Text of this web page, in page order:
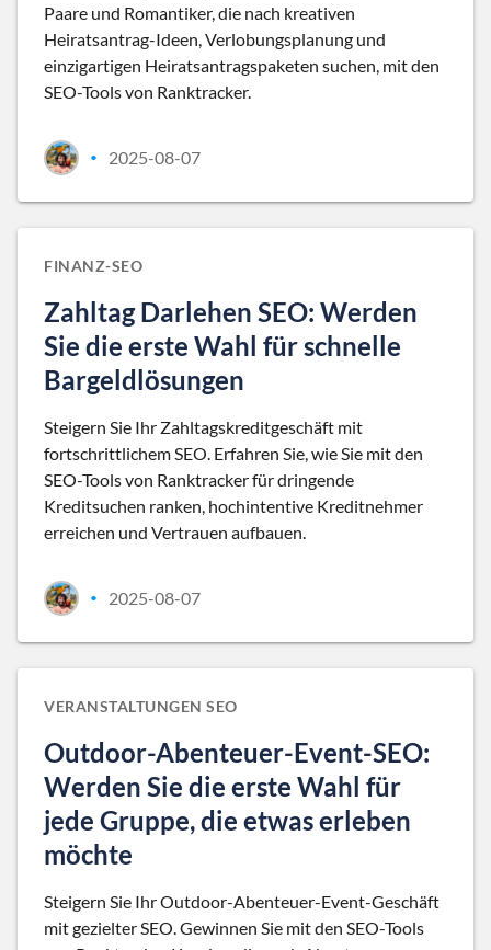
Paare und Romantiker, die nach kreativen
Heiratsantrag-Ideen, Verlobungsplanung und
einzigartigen Heiratsantragspaketen suchen, mit den
SEO-Tools von Ranktracker.
• 2025-08-07
FINANZ-SEO
Zahltag Darlehen SEO: Werden
Sie die erste Wahl für schnelle
Bargeldlösungen
Steigern Sie Ihr Zahltagskreditgeschäft mit
fortschrittlichem SEO. Erfahren Sie, wie Sie mit den
SEO-Tools von Ranktracker für dringende
Kreditsuchen ranken, hochintentive Kreditnehmer
erreichen und Vertrauen aufbauen.
• 2025-08-07
VERANSTALTUNGEN SEO
Outdoor-Abenteuer-Event-SEO:
Werden Sie die erste Wahl für
jede Gruppe, die etwas erleben
möchte
Steigern Sie Ihr Outdoor-Abenteuer-Event-Geschäft
mit gezielter SEO. Gewinnen Sie mit den SEO-Tools